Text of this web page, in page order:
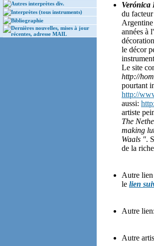
Autres interprètes div.
Interprètes (tous instruments)
Bibliographie
Dernières nouvelles, mises à jour
récentes, adresse MAIL
Verónica
du
années à
le décor
Le site
http://
pourtant
http://
aussi:
artiste
The
making
Waals ".
de la
Autre lien
le lien
Autre lien:
Autre